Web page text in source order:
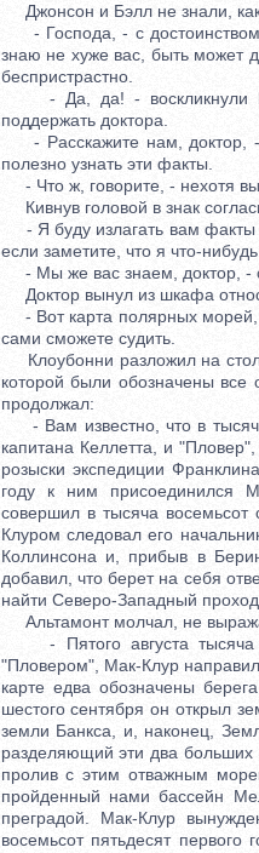
Джонсон и Бэлл не знали, как
- Господа, - с достоинством
знаю не хуже вас, быть может
беспристрастно.
- Да, да! - воскликнули
поддержать доктора.
- Расскажите нам, доктор, -
полезно узнать эти факты.
- Что ж, говорите, - нехотя
Кивнув головой в знак
- Я буду излагать вам факты
если заметите, что я что-
- Мы же вас знаем, доктор, -
Доктор вынул из шкафа
- Вот карта полярных морей,
сами сможете судить.
Клоубонни разложил на
которой были обозначены
продолжал:
- Вам известно, что в
капитана Келлетта, и
розыски экспедиции
году к ним присоединился
совершил в тысяча
Клуром следовал его
Коллинсона и, прибыв в
добавил, что берет на себя
найти Северо-Западный
Альтамонт молчал, не
- Пятого августа тысяча
"Пловером", Мак-Клур
карте едва обозначены
шестого сентября он открыл
земли Банкса, и, наконец,
разделяющий эти два больших
пролив с этим отважным
пройденный нами бассейн
преградой. Мак-Клур
восемьсот пятьдесят